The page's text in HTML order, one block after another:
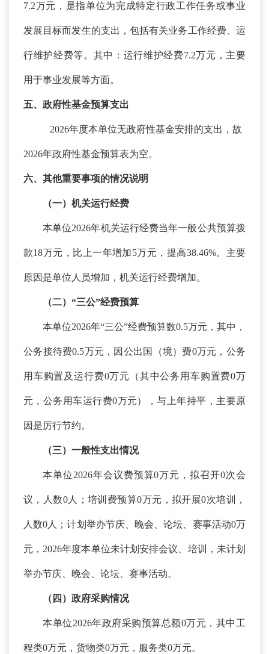
7.2万元，是指单位为完成特定行政工作任务或事业
发展目标而发生的支出，包括有关业务工作经费、运
行维护经费等。其中：运行维护经费7.2万元，主要
用于事业发展等方面。
五、政府性基金预算支出
2026年度本单位无政府性基金安排的支出，故
2026年政府性基金预算表为空。
六、其他重要事项的情况说明
（一）机关运行经费
本单位2026年机关运行经费当年一般公共预算拨
款18万元，比上一年增加5万元，提高38.46%。主要
原因是单位人员增加，机关运行经费增加。
（二） “三公”经费预算
本单位2026年“三公”经费预算数0.5万元，其中，
公务接待费0.5万元，因公出国（境）费0万元，公务
用车购置及运行费0万元（其中公务用车购置费0万
元，公务用车运行费0万元），与上年持平，主要原
因是厉行节约。
（三）一般性支出情况
本单位2026年会议费预算0万元，拟召开0次会
议，人数0人；培训费预算0万元，拟开展0次培训，
人数0人；计划举办节庆、晚会、论坛、赛事活动0万
元，2026年度本单位未计划安排会议、培训，未计划
举办节庆、晚会、论坛、赛事活动。
（四）政府采购情况
本单位2026年政府采购预算总额0万元，其中工
程类0万元，货物类0万元，服务类0万元。